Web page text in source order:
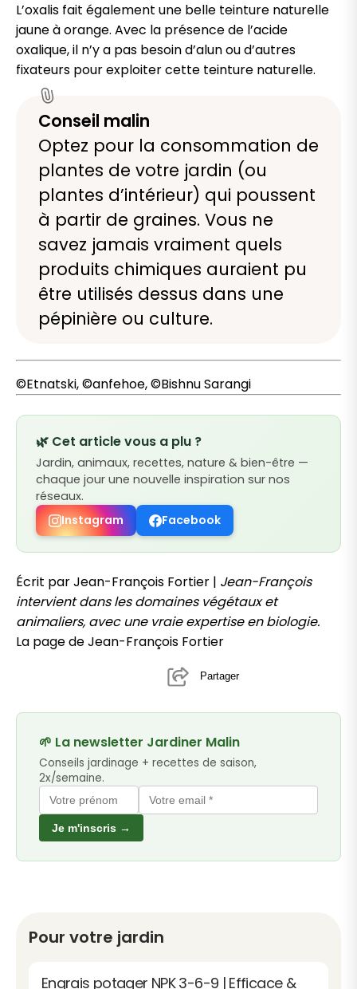
L’oxalis fait également une belle teinture naturelle
jaune à orange. Avec la présence de l’acide
oxalique, il n’y a pas besoin d’alun ou d’autres
fixateurs pour exploiter cette teinture naturelle.
Conseil malin
Optez pour la consommation de
plantes de votre jardin (ou
plantes d’intérieur) qui poussent
à partir de graines. Vous ne
savez jamais vraiment quels
produits chimiques auraient pu
être utilisés dessus dans une
pépinière ou culture.
©Etnatski, ©anfehoe, ©Bishnu Sarangi
🌿 Cet article vous a plu ?
Jardin, animaux, recettes, nature & bien-être —
chaque jour une nouvelle inspiration sur nos
réseaux.
Instagram
Facebook
Écrit par Jean-François Fortier | Jean-François
intervient dans les domaines végétaux et
animaliers, avec une vraie expertise en biologie.
La page de Jean-François Fortier
Partager
🌱 La newsletter Jardiner Malin
Conseils jardinage + recettes de saison,
2x/semaine.
Je m'inscris →
Pour votre jardin
Engrais potager NPK 3-6-9 | Efficace &